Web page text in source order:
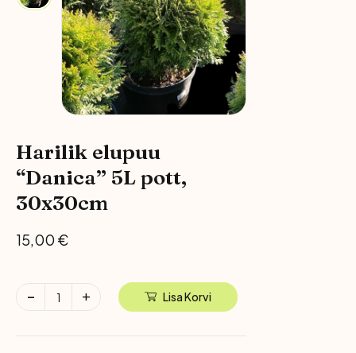
Harilik elupuu
“Danica” 5L pott,
30x30cm
15,00 €
Lisa Korvi